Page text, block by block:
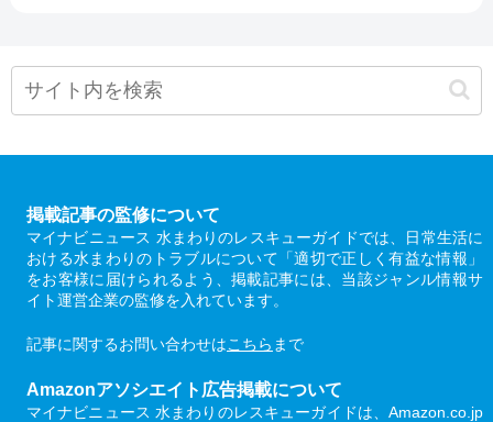
掲載記事の監修について
マイナビニュース 水まわりのレスキューガイドでは、日常生活に
おける水まわりのトラブルについて「適切で正しく有益な情報」
をお客様に届けられるよう、掲載記事には、当該ジャンル情報サ
イト運営企業の監修を入れています。
記事に関するお問い合わせはこちら まで
Amazonアソシエイト広告掲載について
マイナビニュース 水まわりのレスキューガイドは、Amazon.co.jp